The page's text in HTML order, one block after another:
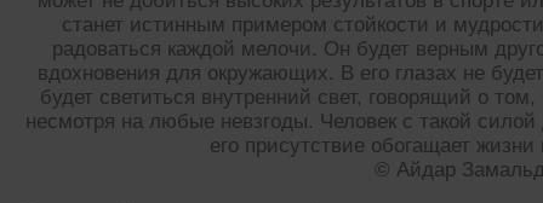
станет истинным примером стойкости и
радоваться каждой мелочи. Он будет верным
вдохновения для окружающих. В его глазах не
будет светиться внутренний свет, говорящий о
несмотря на любые невзгоды. Человек с такой
его присутствие обогащает жизни
© Айдар